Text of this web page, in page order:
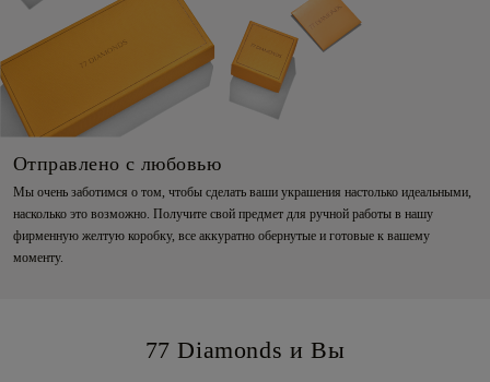
Отправлено с любовью
Мы очень заботимся о том, чтобы сделать ваши украшения настолько идеальными,
насколько это возможно. Получите свой предмет для ручной работы в нашу
фирменную желтую коробку, все аккуратно обернутые и готовые к вашему
моменту.
77 Diamonds и Вы